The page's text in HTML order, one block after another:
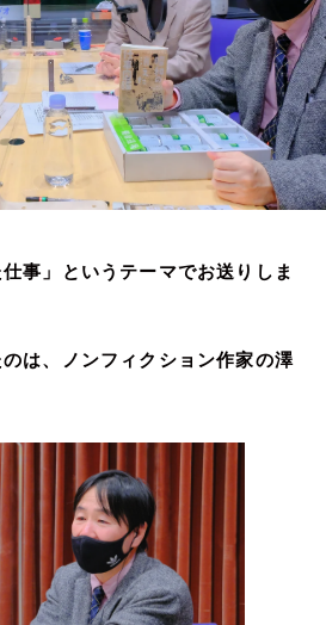
事」というテーマでお送りしま
は、ノンフィクション作家の澤